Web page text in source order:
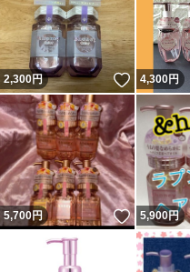
2,300円 いいね！
4,300円
5,700円 いいね！
5,900円